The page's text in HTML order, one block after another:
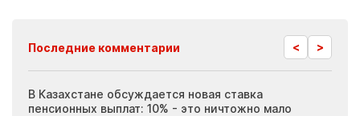
Последние комментарии < >
В Казахстане обсуждается новая ставка
пенсионных выплат: 10% - это ничтожно мало